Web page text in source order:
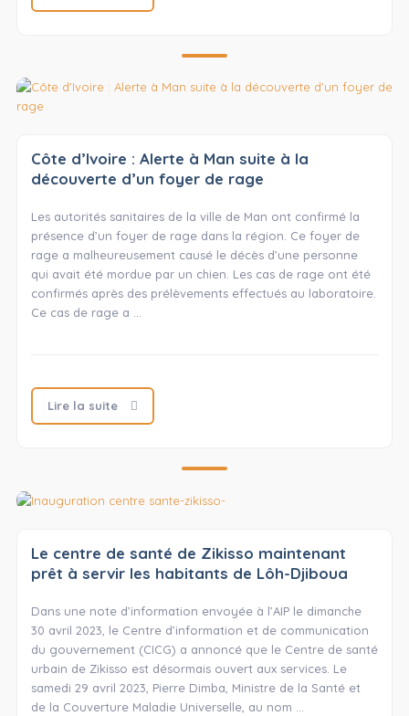
Côte d’Ivoire : Alerte à Man suite à la
découverte d’un foyer de rage
Les autorités sanitaires de la ville de Man ont confirmé la
présence d’un foyer de rage dans la région. Ce foyer de
rage a malheureusement causé le décès d’une personne
qui avait été mordue par un chien. Les cas de rage ont été
confirmés après des prélèvements effectués au laboratoire.
Ce cas de rage a …
Lire la suite
Le centre de santé de Zikisso maintenant
prêt à servir les habitants de Lôh-Djiboua
Dans une note d’information envoyée à l’AIP le dimanche
30 avril 2023, le Centre d’information et de communication
du gouvernement (CICG) a annoncé que le Centre de santé
urbain de Zikisso est désormais ouvert aux services. Le
samedi 29 avril 2023, Pierre Dimba, Ministre de la Santé et
de la Couverture Maladie Universelle, au nom …